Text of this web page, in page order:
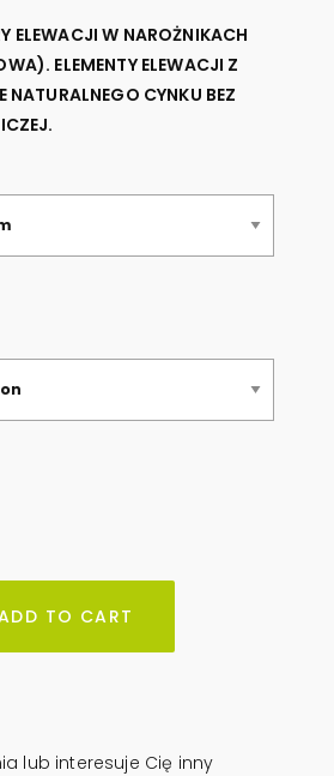
ELEWACJI W NAROŻNIKACH
ELEMENTY ELEWACJI Z
NATURALNEGO CYNKU BEZ
TO CART
lub interesuje Cię inny